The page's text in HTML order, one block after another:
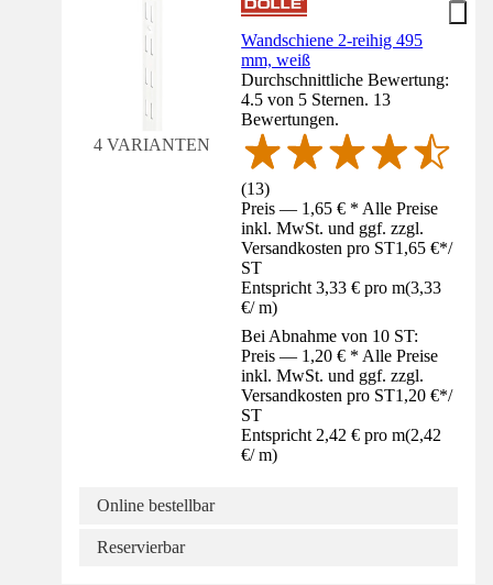
4 VARIANTEN
Wandschiene 2-reihig 495
mm, weiß
Durchschnittliche Bewertung:
4.5 von 5 Sternen. 13
Bewertungen.
(13)
Preis — 1,65 € * Alle Preise
inkl. MwSt. und ggf. zzgl.
Versandkosten pro ST1,65 €*/
ST
Entspricht 3,33 € pro m(3,33
€/ m)
Bei Abnahme von 10 ST:
Preis — 1,20 € * Alle Preise
inkl. MwSt. und ggf. zzgl.
Versandkosten pro ST1,20 €*/
ST
Entspricht 2,42 € pro m(2,42
€/ m)
Online bestellbar
Reservierbar